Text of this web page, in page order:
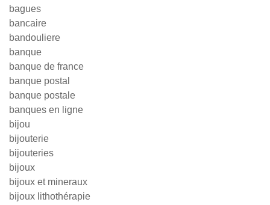
bagues
bancaire
bandouliere
banque
banque de france
banque postal
banque postale
banques en ligne
bijou
bijouterie
bijouteries
bijoux
bijoux et mineraux
bijoux lithothérapie